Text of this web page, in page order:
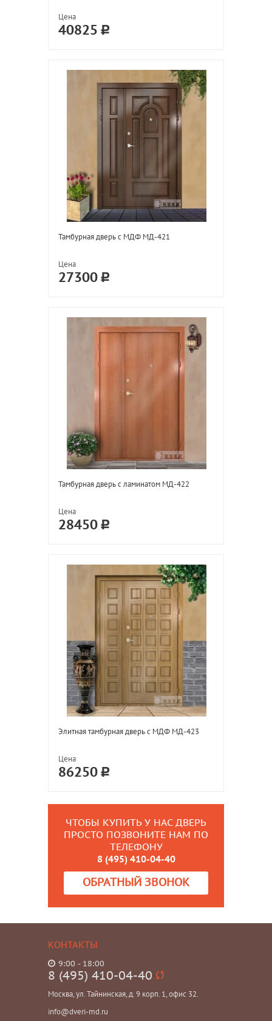
Цена
40825
Тамбурная дверь с МДФ МД-421
Цена
27300
Тамбурная дверь с ламинатом МД-422
Цена
28450
Элитная тамбурная дверь с МДФ МД-423
Цена
86250
ЧТОБЫ КУПИТЬ У НАС ДВЕРЬ
ПРОСТО ПОЗВОНИТЕ НАМ ПО
ТЕЛЕФОНУ
8 (495) 410-04-40
ОБРАТНЫЙ ЗВОНОК
КОНТАКТЫ
9:00 - 18:00
8 (495) 410-04-40
Москва, ул. Тайнинская, д. 9 корп. 1, офис 32.
info@dveri-md.ru